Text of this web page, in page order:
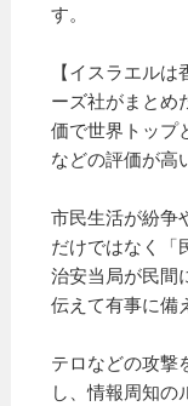
す。
【イスラエル
ーズ社がまとめ
価で世界トップ
などの評価が高
市民生活が紛争
だけではなく「
治安当局が民間
伝えて有事に備
テロなどの攻撃
し、情報周知の